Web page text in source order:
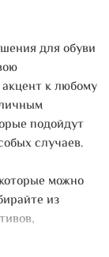
для обуви
к любому
подойдут
случаев.
можно
из
и стильных